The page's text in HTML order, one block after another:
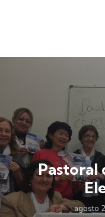
Pastoral
agosto